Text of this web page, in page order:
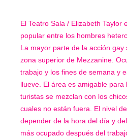
El Teatro Sala / Elizabeth Taylor
popular entre los hombres
La mayor parte de la acción gay
zona superior de Mezzanine.
trabajo y los fines de semana y
llueve. El área es amigable
turistas se mezclan con los
cuales no están fuera. El nivel
depender de la hora del día y
más ocupado después del